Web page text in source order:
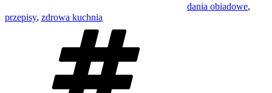
dania obiadowe,
przepisy, zdrowa kuchnia